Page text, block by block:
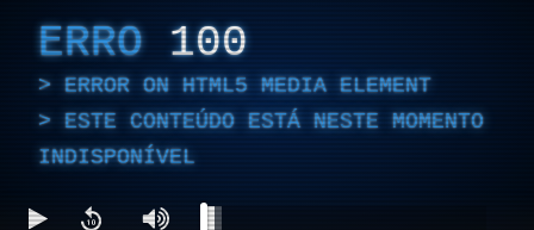
ERRO 100
ERROR ON HTML5 MEDIA ELEMENT
ESTE CONTEÚDO ESTÁ NESTE MOMENTO
INDISPONÍVEL